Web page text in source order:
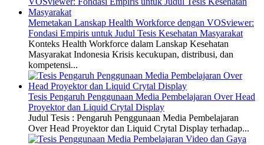
Memetakan Lanskap Health Workforce dengan VOSviewer:
Fondasi Empiris untuk Judul Tesis Kesehatan Masyarakat
Konteks Health Workforce dalam Lanskap Kesehatan
Masyarakat Indonesia Krisis kecukupan, distribusi, dan
kompetensi...
Tesis Pengaruh Penggunaan Media Pembelajaran Over Head
Proyektor dan Liquid Crytal Display
Judul Tesis : Pengaruh Penggunaan Media Pembelajaran
Over Head Proyektor dan Liquid Crytal Display terhadap...